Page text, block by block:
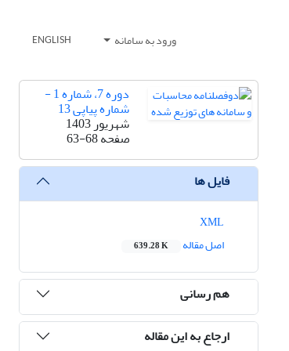
ورود به سامانه ENGLISH
دوره 7، شماره 1 -
شماره پیاپی 13
شهریور 1403
صفحه63-68
فایل ها
اصل مقاله
639.28 K
هم رسانی
ارجاع به این مقاله